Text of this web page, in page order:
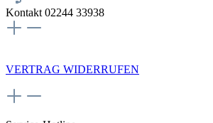
Kontakt 02244 33938
VERTRAG WIDERRUFEN